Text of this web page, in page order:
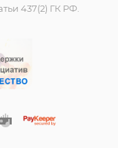
437(2) ГК РФ.